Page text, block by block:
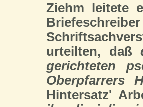
Ziehm leitete
urteilten, daß
gerichteten
Oberpfarrers
Hintersatz'